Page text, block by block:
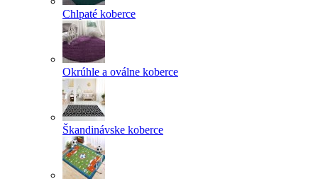
Chlpaté koberce
Okrúhle a oválne koberce
Škandinávske koberce